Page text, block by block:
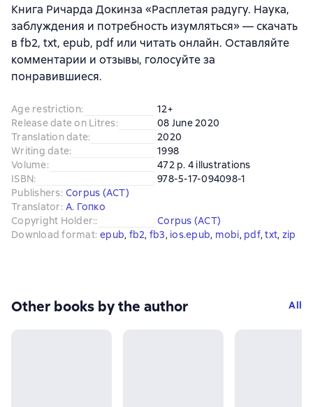
Книга Ричарда Докинза «Расплетая радугу. Наука,
заблуждения и потребность изумляться» — скачать
в fb2, txt, epub, pdf или читать онлайн. Оставляйте
комментарии и отзывы, голосуйте за
понравившиеся.
Age restriction:
12+
Release date on Litres:
08 June 2020
Translation date:
2020
Writing date:
1998
Volume:
472 p. 4 illustrations
ISBN:
978-5-17-094098-1
Publishers: Corpus (АСТ)
Translator: А. Гопко
Copyright Holder::
Corpus (АСТ)
Download format: epub, fb2, fb3, ios.epub, mobi, pdf, txt, zip
Other books by the author All